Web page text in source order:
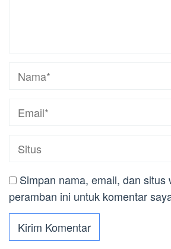
Simpan nama, email, dan situs
peramban ini untuk komentar